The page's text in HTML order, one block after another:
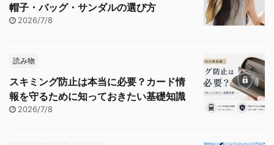
帽子・バッグ・サンダルの選び方
2026/7/8
読み物
スキミング防止は本当に必要？カード情
報を守るために知っておきたい基礎知識
2026/7/8